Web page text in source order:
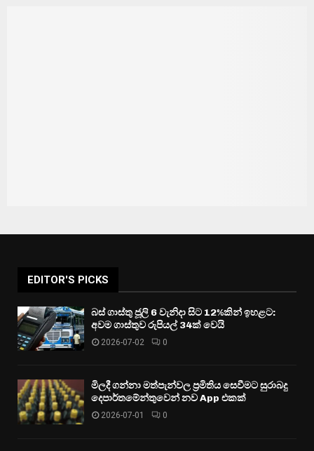
EDITOR'S PICKS
බස් ගාස්තු ජූලි 6 වැනිදා සිට 12%කින් ඉහළට:
අවම ගාස්තුව රුපියල් 34ක් වෙයි
2026-07-02 0
මිලදී ගන්නා මත්පැන්වල ප්‍රමිතිය සෙවීමට සුරාබදු
දෙපාර්තමේන්තුවෙන් නව App එකක්
2026-07-01 0